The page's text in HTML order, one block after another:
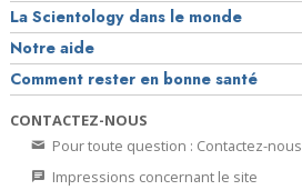
La Scientology dans le monde
Notre aide
Comment rester en bonne santé
CONTACTEZ-NOUS
Pour toute question : Contactez-nous
Impressions concernant le site